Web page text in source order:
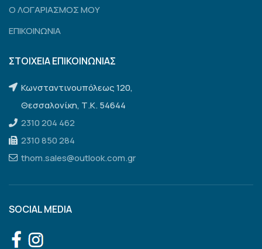
Ο ΛΟΓΑΡΙΑΣΜΟΣ ΜΟΥ
ΕΠΙΚΟΙΝΩΝΙΑ
ΣΤΟΙΧΕΙΑ ΕΠΙΚΟΙΝΩΝΙΑΣ
Κωνσταντινουπόλεως 120,
Θεσσαλονίκη, Τ.Κ. 54644
2310 204 462
2310 850 284
thom.sales@outlook.com.gr
SOCIAL MEDIA